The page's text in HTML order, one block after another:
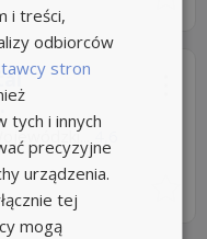
i treści,
odbiorców
stron
tych i innych
precyzyjne
urządzenia.
tej
mogą